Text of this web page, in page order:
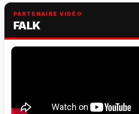
PARTENAIRE VIDÉO
FALK